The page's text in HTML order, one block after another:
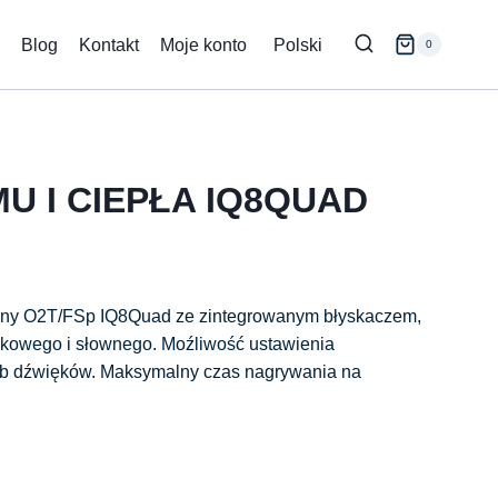
Blog Kontakt Moje konto Polski 0
I CIEPŁA IQ8QUAD
O2T/FSp IQ8Quad ze zintegrowanym błyskaczem,
i słownego. Moźliwość ustawienia
dźwięków. Maksymalny czas nagrywania na